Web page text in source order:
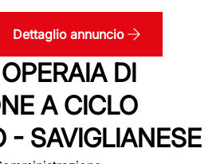
Dettaglio annuncio
DI
A CICLO
- SAVIGLIANESE